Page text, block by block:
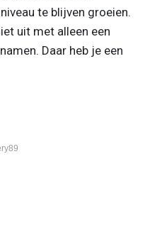
te blijven groeien.
uit met alleen een
Daar heb je een